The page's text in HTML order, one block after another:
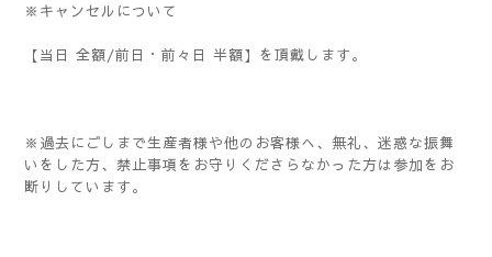
※キャンセルについて
【当日 全額/前日・前々日 半額】を頂戴します。
※過去にごしまで生産者様や他のお客様へ、無礼、迷惑な振舞
いをした方、禁止事項をお守りくださらなかった方は参加をお
断りしています。